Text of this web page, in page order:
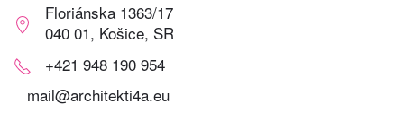
Floriánska 1363/17
040 01, Košice, SR
+421 948 190 954
mail@architekti4a.eu